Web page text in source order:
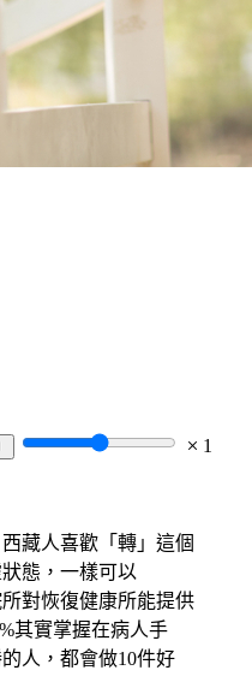
1
藏人喜歡「轉」這個
態，一樣可以
對恢復健康所能提供
其實掌握在病人手
人，都會做10件好